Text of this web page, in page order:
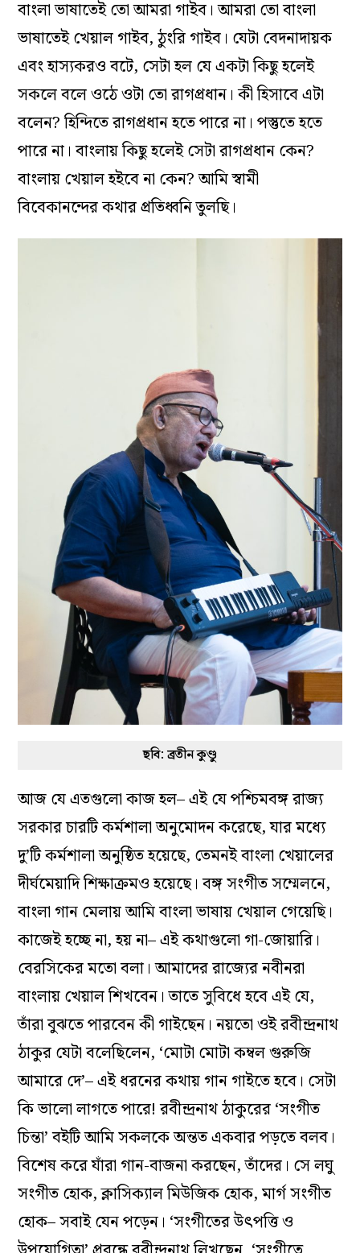
বাংলা ভাষাতেই তো আমরা গাইব। আমরা তো বাংলা
ভাষাতেই খেয়াল গাইব, ঠুংরি গাইব। যেটা বেদনাদায়ক
এবং হাস্যকরও বটে, সেটা হল যে একটা কিছু হলেই
সকলে বলে ওঠে ওটা তো রাগপ্রধান। কী হিসাবে এটা
বলেন? হিন্দিতে রাগপ্রধান হতে পারে না। পস্তুতে হতে
পারে না। বাংলায় কিছু হলেই সেটা রাগপ্রধান কেন?
বাংলায় খেয়াল হইবে না কেন? আমি স্বামী
বিবেকানন্দের কথার প্রতিধ্বনি তুলছি।
ছবি: ব্রতীন কুণ্ডু
আজ যে এতগুলো কাজ হল– এই যে পশ্চিমবঙ্গ রাজ্য
সরকার চারটি কর্মশালা অনুমোদন করেছে, যার মধ্যে
দু’টি কর্মশালা অনুষ্ঠিত হয়েছে, তেমনই বাংলা খেয়ালের
দীর্ঘমেয়াদি শিক্ষাক্রমও হয়েছে। বঙ্গ সংগীত সম্মেলনে,
বাংলা গান মেলায় আমি বাংলা ভাষায় খেয়াল গেয়েছি।
কাজেই হচ্ছে না, হয় না– এই কথাগুলো গা-জোয়ারি।
বেরসিকের মতো বলা। আমাদের রাজ্যের নবীনরা
বাংলায় খেয়াল শিখবেন। তাতে সুবিধে হবে এই যে,
তাঁরা বুঝতে পারবেন কী গাইছেন। নয়তো ওই রবীন্দ্রনাথ
ঠাকুর যেটা বলেছিলেন, ‘মোটা মোটা কম্বল গুরুজি
আমারে দে’– এই ধরনের কথায় গান গাইতে হবে। সেটা
কি ভালো লাগতে পারে! রবীন্দ্রনাথ ঠাকুরের ‘সংগীত
চিন্তা’ বইটি আমি সকলকে অন্তত একবার পড়তে বলব।
বিশেষ করে যাঁরা গান-বাজনা করছেন, তাঁদের। সে লঘু
সংগীত হোক, ক্লাসিক্যাল মিউজিক হোক, মার্গ সংগীত
হোক– সবাই যেন পড়েন। ‘সংগীতের উৎপত্তি ও